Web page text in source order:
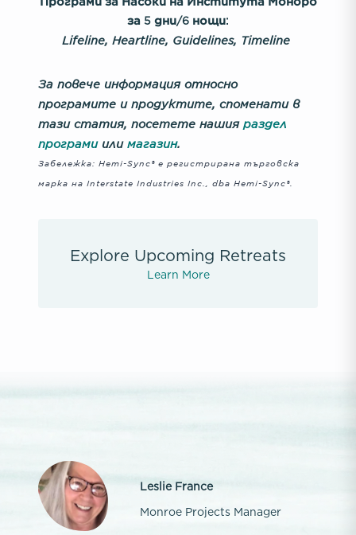
за 5 дни/6 нощи:
Lifeline, Heartline, Guidelines, Timeline
За повече информация относно
програмите и продуктите, споменати в
тази статия, посетете нашия раздел
програмиили магазин.
Забележка: Hemi-Sync® е регистрирана търговска
марка на Interstate Industries Inc., dba Hemi-Sync®.
Explore Upcoming Retreats
Learn More
Leslie France
Monroe Projects Manager